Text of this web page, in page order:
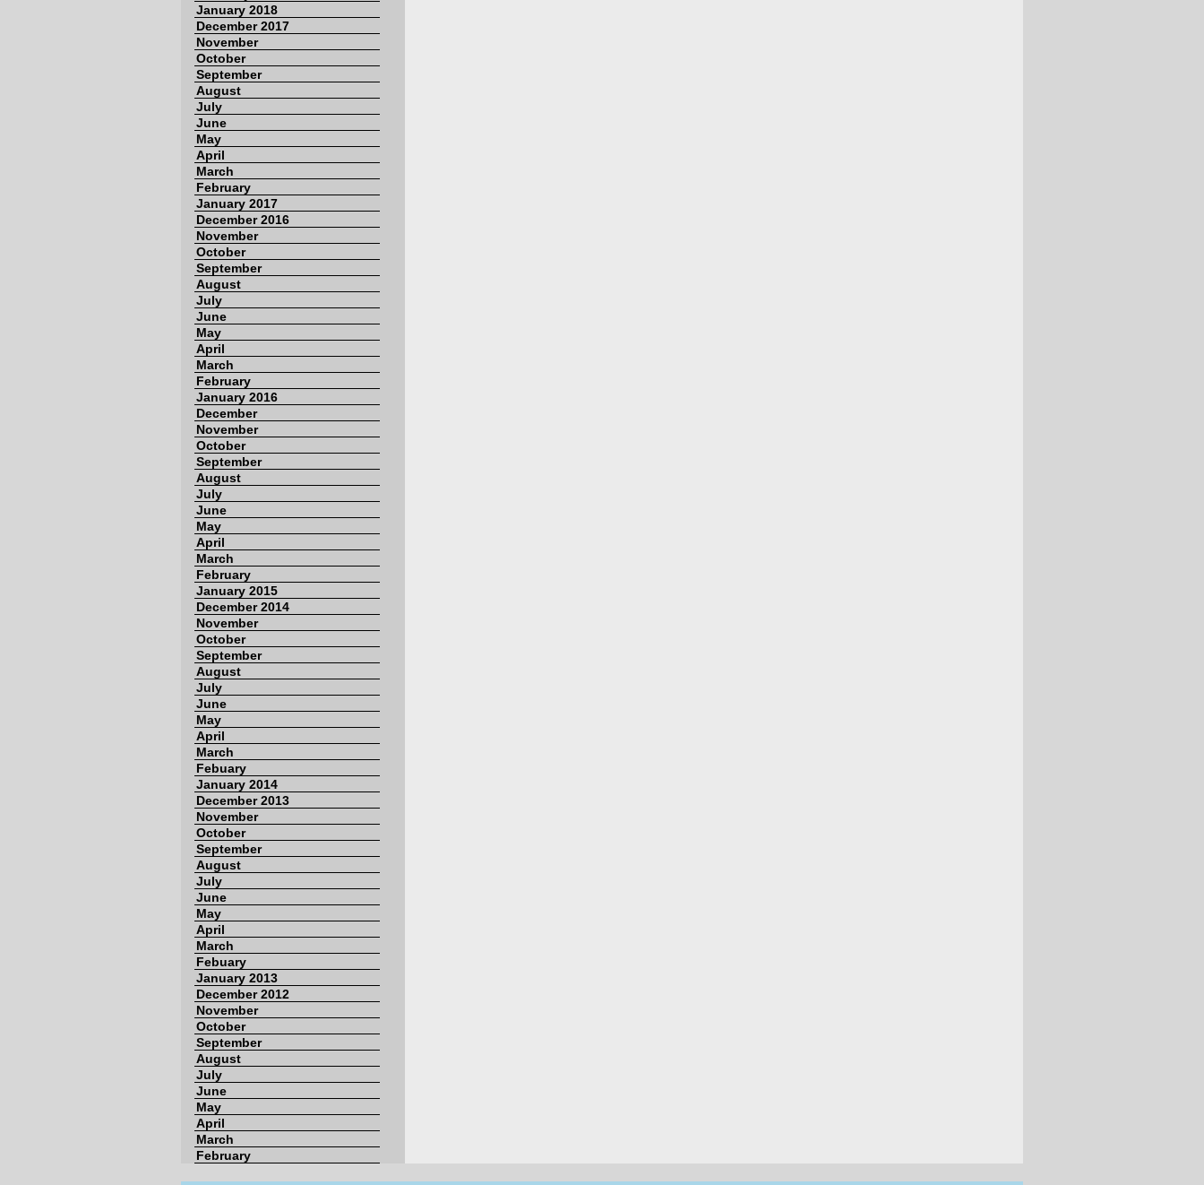
January 2018
December 2017
November
October
September
August
July
June
May
April
March
February
January 2017
December 2016
November
October
September
August
July
June
May
April
March
February
January 2016
December
November
October
September
August
July
June
May
April
March
February
January 2015
December 2014
November
October
September
August
July
June
May
April
March
Febuary
January 2014
December 2013
November
October
September
August
July
June
May
April
March
Febuary
January 2013
December 2012
November
October
September
August
July
June
May
April
March
February